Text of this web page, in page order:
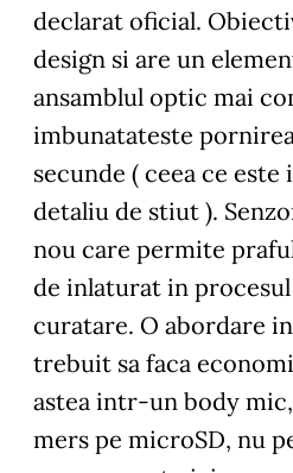
declarat oficial.
design si are un
ansamblul optic mai
imbunatateste
secunde ( ceea ce
detaliu de stiut ).
nou care permite
de inlaturat in
curatare. O abordare
trebuit sa faca
astea intr-un body
mers pe microSD, nu